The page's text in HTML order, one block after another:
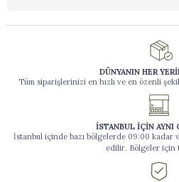
DÜNYANIN HER
Tüm siparişlerinizi en hızlı ve en özenli
İSTANBUL İÇİN AYNI
İstanbul içinde bazı bölgelerde 09:00 kadar
edilir. Bölgeler için